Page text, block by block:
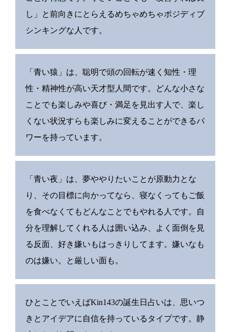
し」と前向きにとらえるめちゃめちゃポジディブ
シンキングな人です。
「青い猿」は、聡明で頭の回転が速く知性・理
性・精神性が高い天才型人間です。どんな小さな
ことでも楽しみや喜び・満足を見出す人で、楽し
くない状況すらも楽しみに変えることができるパ
ワーを持っています。
「青い夜」は、夢ややりたいことが原動力とな
り、その目標に向かってなら、寝なくってもご飯
を食べなくてもどんなことでもやれる人です。自
分を理解してくれる人は囲い込み、よく面倒を見
る反面、好き嫌いもはっきりしてます。嫌いなも
のは嫌い。と厳しい面も。
ひとことでいえばKin143の誕生日占いは、思いつ
きとアイデアに自信を持っているタイプです。静